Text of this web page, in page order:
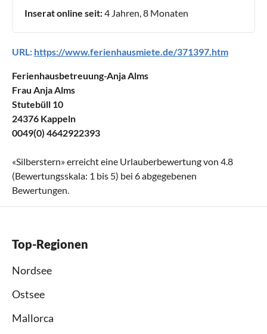
Inserat online seit:4 Jahren, 8 Monaten
URL: https://www.ferienhausmiete.de/371397.htm
Ferienhausbetreuung-Anja Alms
Frau Anja Alms
Stutebüll 10
24376 Kappeln
0049(0) 4642922393
«Silberstern» erreicht eine Urlauberbewertung von 4.8
(Bewertungsskala: 1 bis 5) bei 6abgegebenen
Bewertungen.
Top-Regionen
Nordsee
Ostsee
Mallorca